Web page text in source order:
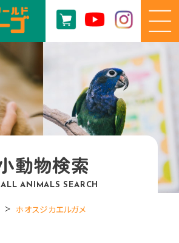
動物検索
ANIMALS SEARCH
ホオスジカエルガメ